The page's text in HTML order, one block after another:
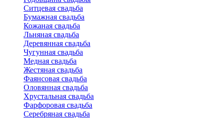
Ситцевая свадьба
Бумажная свадьба
Кожаная свадьба
Льняная свадьба
Деревянная свадьба
Чугунная свадьба
Медная свадьба
Жестяная свадьба
Фаянсовая свадьба
Оловянная свадьба
Хрустальная свадьба
Фарфоровая свадьба
Серебряная свадьба